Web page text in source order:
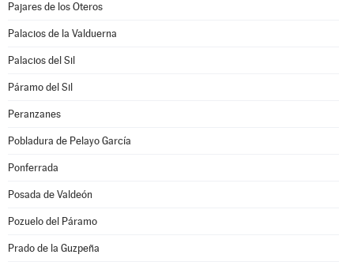
Pajares de los Oteros
Palacios de la Valduerna
Palacios del Sil
Páramo del Sil
Peranzanes
Pobladura de Pelayo García
Ponferrada
Posada de Valdeón
Pozuelo del Páramo
Prado de la Guzpeña